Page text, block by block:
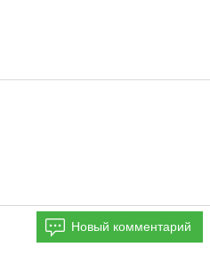
Новый комментарий